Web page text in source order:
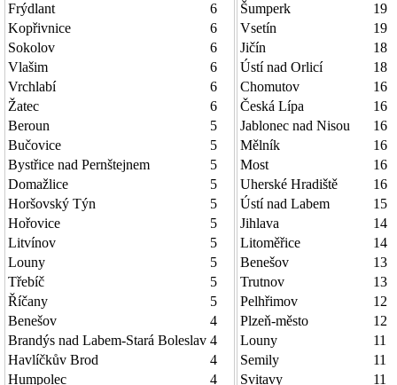
Frýdlant
6
Kopřivnice
6
Sokolov
6
Vlašim
6
Vrchlabí
6
Žatec
6
Beroun
5
Bučovice
5
Bystřice nad Pernštejnem
5
Domažlice
5
Horšovský Týn
5
Hořovice
5
Litvínov
5
Louny
5
Třebíč
5
Říčany
5
Benešov
4
Brandýs nad Labem-Stará Boleslav 4
Havlíčkův Brod
4
Humpolec
4
Šumperk
19
Vsetín
19
Jičín
18
Ústí nad Orlicí
18
Chomutov
16
Česká Lípa
16
Jablonec nad Nisou
16
Mělník
16
Most
16
Uherské Hradiště
16
Ústí nad Labem
15
Jihlava
14
Litoměřice
14
Benešov
13
Trutnov
13
Pelhřimov
12
Plzeň-město
12
Louny
11
Semily
11
Svitavy
11